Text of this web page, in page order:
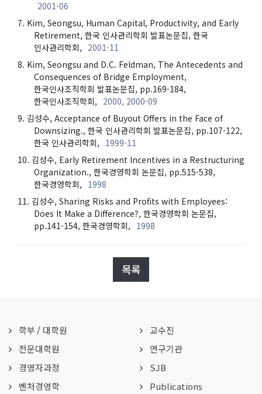
2001-06
Kim, Seongsu, Human Capital, Productivity, and Early
Retirement, 한국 인사관리학회 발표논문집, 한국
인사관리학회, 2001-11
Kim, Seongsu and D.C. Feldman, The Antecedents and
Consequences of Bridge Employment,
한국인사조직학회 발표논문집, pp.169-184,
한국인사조직학회, 2000, 2000-09
김성수, Acceptance of Buyout Offers in the Face of
Downsizing., 한국 인사관리학회 발표논문집, pp.107-122,
한국 인사관리학회, 1999-11
김성수, Early Retirement Incentives in a Restructuring
Organization., 한국경영학회 논문집, pp.515-538,
한국경영학회, 1998
김성수, Sharing Risks and Profits with Employees:
Does It Make a Difference?, 한국경영학회 논문집,
pp.141-154, 한국경영학회, 1998
목록
학부 / 대학원
전문대학원
경영자과정
벤처경영학
교수진
연구기관
SJB
Publications